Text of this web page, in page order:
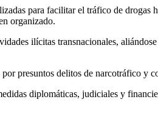
para facilitar el tráfico de
organizado.
ilícitas transnacionales,
presuntos delitos de narcotráfico y
diplomáticas, judiciales y